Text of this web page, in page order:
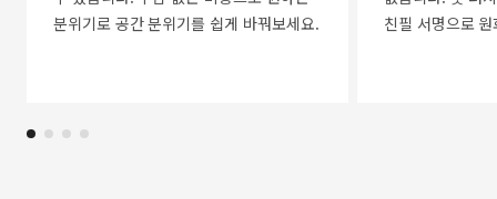
분위기로 공간 분위기를 쉽게 바꿔보세요.
친필 서명으로